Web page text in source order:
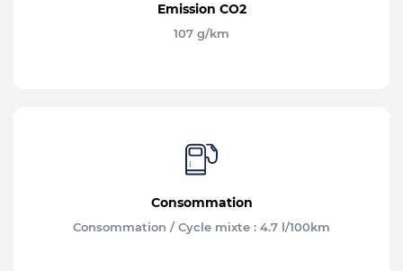
Emission CO2
107 g/km
Consommation
Consommation / Cycle mixte : 4.7 l/100km